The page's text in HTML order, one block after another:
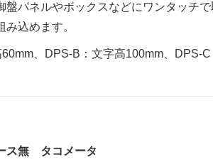
盤パネルやボックスなどにワンタッチ
込めます。
、DPS-B：文字高100mm、DPS-
ス無 タコメータ